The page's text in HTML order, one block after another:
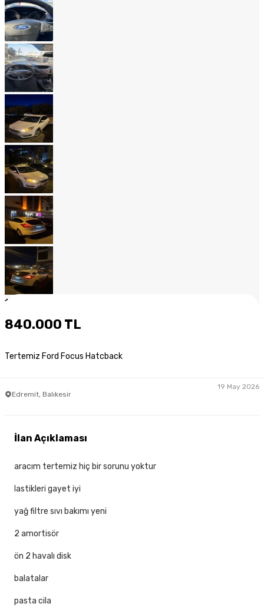
1
840.000 TL
Tertemiz Ford Focus Hatcback
Edremit, Balıkesir
19 May 2026
İlan Açıklaması
aracım tertemiz hiç bir sorunu yoktur
lastikleri gayet iyi
yağ filtre sıvı bakımı yeni
2 amortisör
ön 2 havalı disk
balatalar
pasta cila